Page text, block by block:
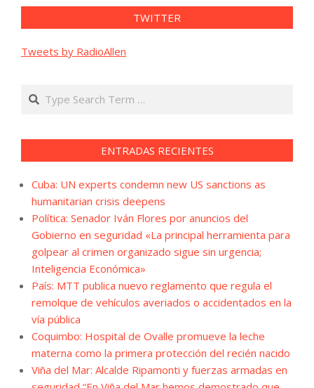
TWITTER
Tweets by RadioAllen
Search
ENTRADAS RECIENTES
Cuba: UN experts condemn new US sanctions as
humanitarian crisis deepens
Política: Senador Iván Flores por anuncios del
Gobierno en seguridad «La principal herramienta para
golpear al crimen organizado sigue sin urgencia;
Inteligencia Económica»
País: MTT publica nuevo reglamento que regula el
remolque de vehículos averiados o accidentados en la
vía pública
Coquimbo: Hospital de Ovalle promueve la leche
materna como la primera protección del recién nacido
Viña del Mar: Alcalde Ripamonti y fuerzas armadas en